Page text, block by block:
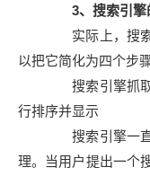
3、搜索引
实际上，搜索
以把它简化为四个步
搜索引擎抓取
行排序并显示
搜索引擎一直
理。当用户提出一个